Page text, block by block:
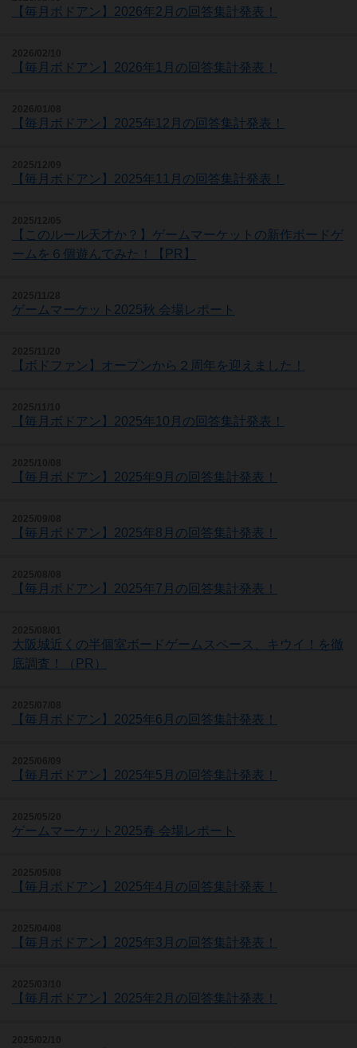
【毎月ボドアン】2026年2月の回答集計発表！
【毎月ボドアン】2026年1月の回答集計発表！
【毎月ボドアン】2025年12月の回答集計発表！
【毎月ボドアン】2025年11月の回答集計発表！
【このルール天才か？】ゲームマーケットの新作ボードゲ
ームを６個遊んでみた！【PR】
ゲームマーケット2025秋 会場レポート
【ボドファン】オープンから２周年を迎えました！
【毎月ボドアン】2025年10月の回答集計発表！
【毎月ボドアン】2025年9月の回答集計発表！
【毎月ボドアン】2025年8月の回答集計発表！
【毎月ボドアン】2025年7月の回答集計発表！
大阪城近くの半個室ボードゲームスペース、キウイ！を徹
底調査！（PR）
【毎月ボドアン】2025年6月の回答集計発表！
【毎月ボドアン】2025年5月の回答集計発表！
ゲームマーケット2025春 会場レポート
【毎月ボドアン】2025年4月の回答集計発表！
【毎月ボドアン】2025年3月の回答集計発表！
【毎月ボドアン】2025年2月の回答集計発表！